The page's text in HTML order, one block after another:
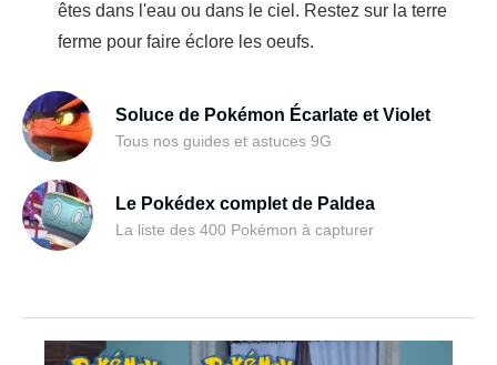
êtes dans l'eau ou dans le ciel. Restez sur la terre
ferme pour faire éclore les oeufs.
Soluce de Pokémon Écarlate et Violet
Tous nos guides et astuces 9G
Le Pokédex complet de Paldea
La liste des 400 Pokémon à capturer